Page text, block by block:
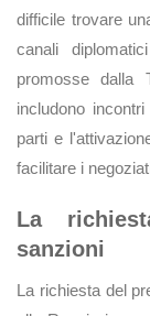
difficile trovare
canali
promosse dalla
includono
parti e
facilitare i
La
sanzioni
La richiesta del